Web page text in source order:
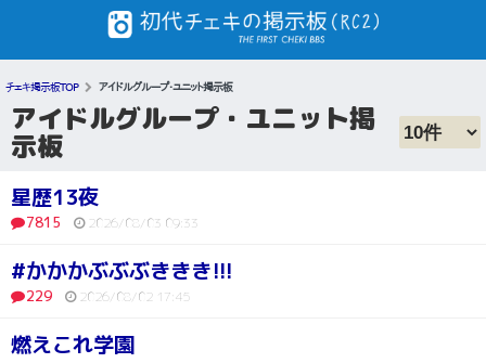
チェキ掲示板TOP アイドルグループ・ユニット掲示板
アイドルグループ・ユニット掲
示板
星歴13夜
7815 2026/08/03 09:33
#かかかぶぶぶききき!!!
229 2026/08/02 17:45
燃えこれ学園